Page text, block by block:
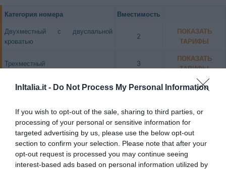
InItalia.it - Do Not Process My Personal Information
If you wish to opt-out of the sale, sharing to third parties, or
processing of your personal or sensitive information for
targeted advertising by us, please use the below opt-out
section to confirm your selection. Please note that after your
opt-out request is processed you may continue seeing
interest-based ads based on personal information utilized by
Категория номера Вместимость
Двухместный с двуспальной
кроватью
2
ПОКАЗАТЬ
ТАРИФЫ
Трехместный 3
ПОКАЗАТЬ
ТАРИФЫ
Двухместный для одноместного
1
ПОКАЗАТЬ
Номера оформлены в простом функциональном стиле, что делает
отель Serena удачным местом для полноценного отдыха в приятной
обстановке.
Свободные номера: Двухместный с двуспальной кроватью,
Трехместный, Двухместный для одноместного размещения.